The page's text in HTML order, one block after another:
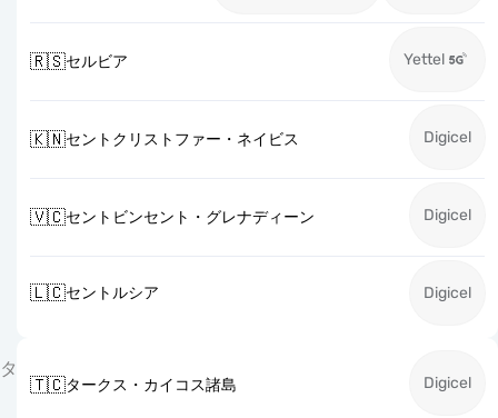
🇷🇸セルビア Yettel
🇰🇳セントクリストファー・ネイビス Digicel
🇻🇨セントビンセント・グレナディーン Digicel
🇱🇨セントルシア Digicel
タ
🇹🇨タークス・カイコス諸島 Digicel